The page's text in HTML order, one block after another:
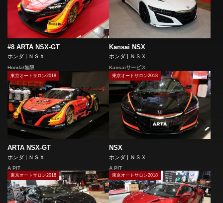
#8 ARTA NSX-GT
ホンダ | ＮＳＸ
Honda/無限
Kansai NSX
ホンダ | ＮＳＸ
Kansaiサービス
東京オートサロン2018
ARTA NSX-GT
ホンダ | ＮＳＸ
A PIT
東京オートサロン2018
NSX
ホンダ | ＮＳＸ
A PIT
東京オートサロン2018 東京オートサロン2018